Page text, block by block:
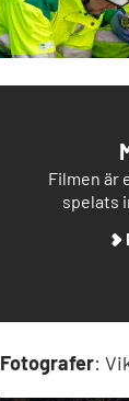
Filmen är
spelats
Fotografer: